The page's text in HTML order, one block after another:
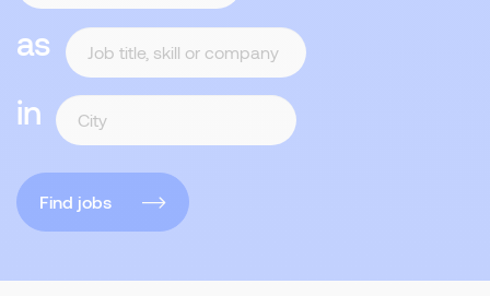
as
in
Find jobs